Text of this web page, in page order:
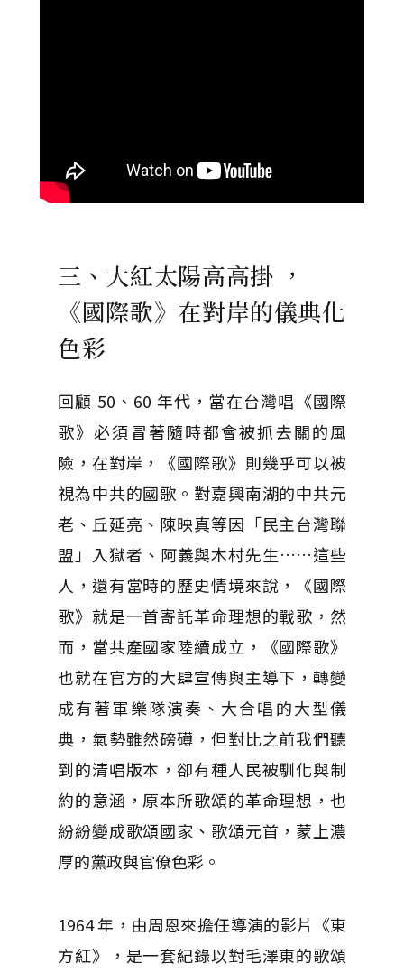
三、大紅太陽高高掛 ，
《國際歌》在對岸的儀典化
色彩
回顧 50、60 年代，當在台灣唱《國際
歌》必須冒著隨時都會被抓去關的風
險，在對岸，《國際歌》則幾乎可以被
視為中共的國歌。對嘉興南湖的中共元
老、丘延亮、陳映真等因「民主台灣聯
盟」入獄者、阿義與木村先生……這些
人，還有當時的歷史情境來說，《國際
歌》就是一首寄託革命理想的戰歌，然
而，當共產國家陸續成立，《國際歌》
也就在官方的大肆宣傳與主導下，轉變
成有著軍樂隊演奏、大合唱的大型儀
典，氣勢雖然磅礡，但對比之前我們聽
到的清唱版本，卻有種人民被馴化與制
約的意涵，原本所歌頌的革命理想，也
紛紛變成歌頌國家、歌頌元首，蒙上濃
厚的黨政與官僚色彩。
1964 年，由周恩來擔任導演的影片《東
方紅》，是一套紀錄以對毛澤東的歌頌